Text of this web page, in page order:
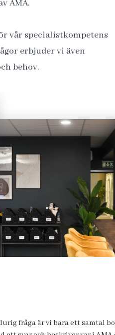
AMA.
vår specialistkompetens
erbjuder vi även
behov.
fråga är vi bara ett samtal